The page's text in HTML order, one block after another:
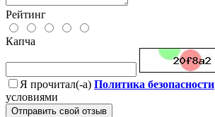
Рейтинг
Капча
Я прочитал(-а) Политика безопасности
условиями
Отправить свой отзыв